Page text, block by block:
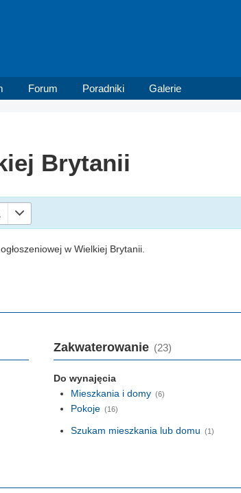
Forum Poradniki Galerie
Brytanii
w Wielkiej Brytanii.
Zakwaterowanie (23)
Do wynajęcia
Mieszkania i domy (6)
Pokoje (16)
Szukam mieszkania lub domu (1)